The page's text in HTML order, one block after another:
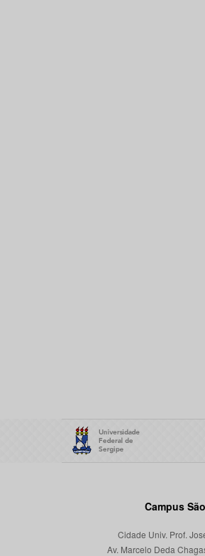
Campus
Cidade Univ. Prof.
Av. Marcelo Deda